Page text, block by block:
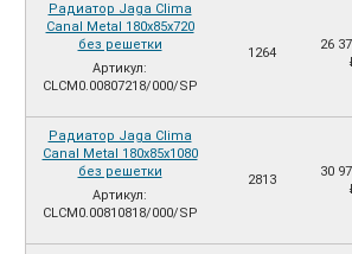
Радиатор Jaga Clima
Canal Metal 180х85х720
без решетки
Артикул:
CLCM0.00807218/000/SP
1264
26
Радиатор Jaga Clima
Canal Metal 180х85х1080
без решетки
Артикул:
CLCM0.00810818/000/SP
2813
30